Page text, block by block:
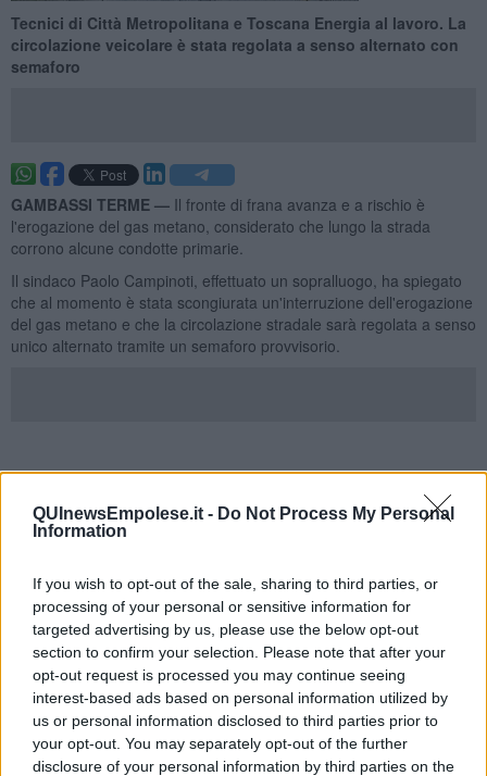
QUInewsEmpolese.it - Do Not Process My Personal
Information
If you wish to opt-out of the sale, sharing to third parties, or
processing of your personal or sensitive information for
targeted advertising by us, please use the below opt-out
section to confirm your selection. Please note that after your
opt-out request is processed you may continue seeing
interest-based ads based on personal information utilized by
us or personal information disclosed to third parties prior to
your opt-out. You may separately opt-out of the further
disclosure of your personal information by third parties on the
Tecnici di Città Metropolitana e Toscana Energia al lavoro. La
circolazione veicolare è stata regolata a senso alternato con
semaforo
GAMBASSI TERME — Il fronte di frana avanza e a rischio è
l'erogazione del gas metano, considerato che lungo la strada
corrono alcune condotte primarie.
Il sindaco Paolo Campinoti, effettuato un sopralluogo, ha spiegato
che al momento è stata scongiurata un'interruzione dell'erogazione
del gas metano e che la circolazione stradale sarà regolata a senso
unico alternato tramite un semaforo provvisorio.